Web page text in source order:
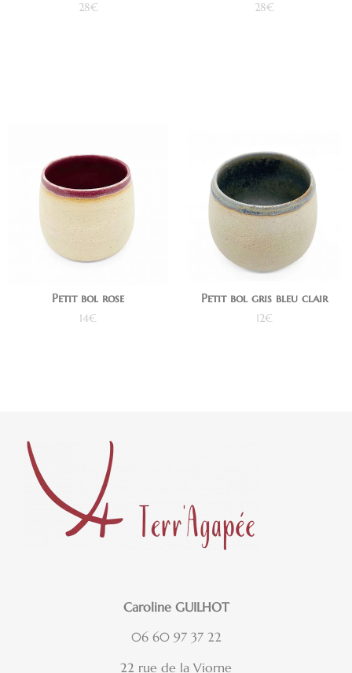
28€ 28€
Petit bol rose
14€
Petit bol gris bleu clair
12€
Caroline GUILHOT
06 60 97 37 22
22 rue de la Viorne